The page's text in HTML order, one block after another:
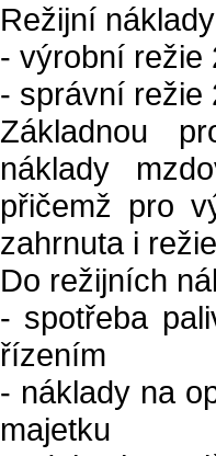
Režijní
- výrobní režie
- správní režie
Základnou
náklady
přičemž pro
zahrnuta i
Do režijních
- spotřeba
řízením
- náklady na
majetku